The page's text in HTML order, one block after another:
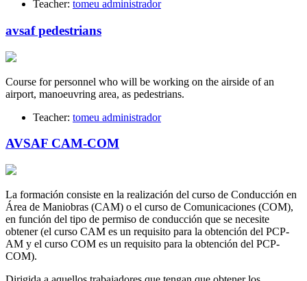
Teacher: tomeu administrador
avsaf pedestrians
Course for personnel who will be working on the airside of an
airport, manoeuvring area, as pedestrians.
Teacher: tomeu administrador
AVSAF CAM-COM
La formación consiste en la realización del curso de Conducción en
Área de Maniobras (CAM) o el curso de Comunicaciones (COM),
en función del tipo de permiso de conducción que se necesite
obtener (el curso CAM es un requisito para la obtención del PCP-
AM y el curso COM es un requisito para la obtención del PCP-
COM).